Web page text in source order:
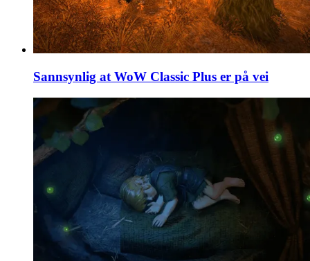
Sannsynlig at WoW Classic Plus er på vei